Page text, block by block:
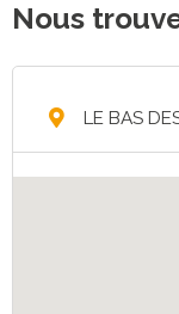
Nous
LE BAS